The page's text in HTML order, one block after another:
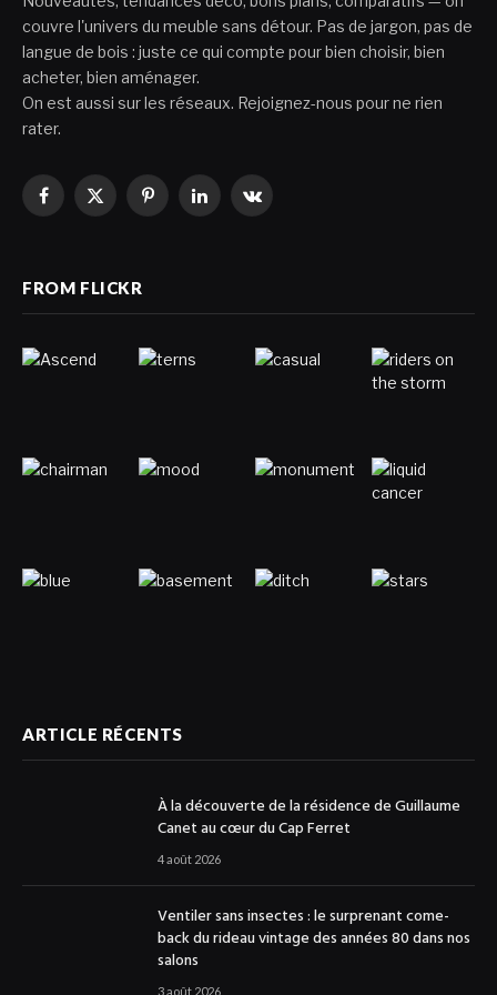
couvre l'univers du meuble sans détour. Pas de jargon, pas de
langue de bois : juste ce qui compte pour bien choisir, bien
acheter, bien aménager.
On est aussi sur les réseaux. Rejoignez-nous pour ne rien
rater.
Facebook
X
PinterestLinkedInVKontakte
FROM FLICKR
ARTICLE RÉCENTS
À la découverte de la résidence de Guillaume
Canet au cœur du Cap Ferret
4 août 2026
Ventiler sans insectes : le surprenant come-
back du rideau vintage des années 80 dans nos
salons
3 août 2026